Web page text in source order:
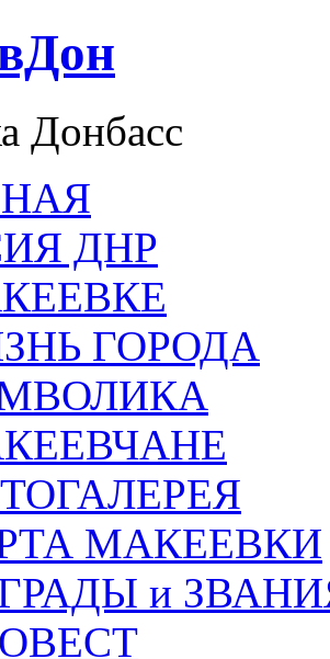
Донбасс
ДНР
ГОРОДА
МАКЕЕВКИ
и